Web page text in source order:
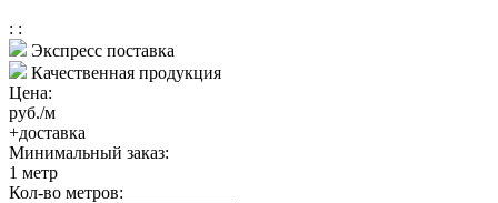
: :
Экспресс поставка
Качественная продукция
Цена:
руб./м
+доставка
Минимальный заказ:
1 метр
Кол-во метров: